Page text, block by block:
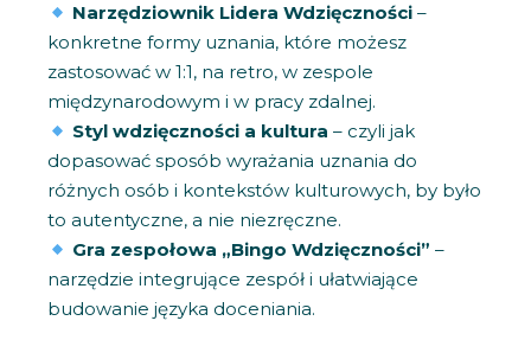
Narzędziownik Lidera Wdzięczności –
konkretne formy uznania, które możesz
zastosować w 1:1, na retro, w zespole
międzynarodowym i w pracy zdalnej.
Styl wdzięczności a kultura – czyli jak
dopasować sposób wyrażania uznania do
różnych osób i kontekstów kulturowych, by było
to autentyczne, a nie niezręczne.
Gra zespołowa „Bingo Wdzięczności” –
narzędzie integrujące zespół i ułatwiające
budowanie języka doceniania.